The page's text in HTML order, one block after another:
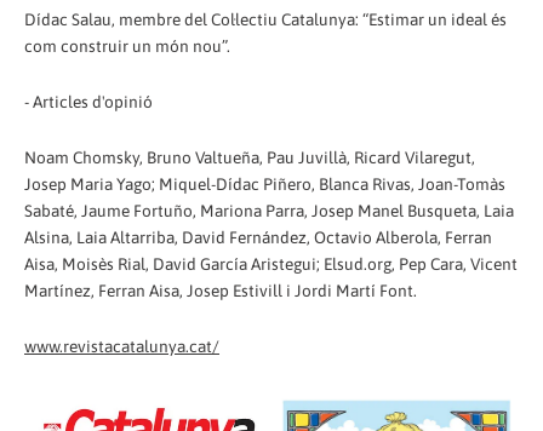
Dídac Salau, membre del Col·lectiu Catalunya: “Estimar un ideal és
com construir un món nou”.
- Articles d'opinió
Noam Chomsky, Bruno Valtueña, Pau Juvillà, Ricard Vilaregut,
Josep Maria Yago; Miquel-Dídac Piñero, Blanca Rivas, Joan-Tomàs
Sabaté, Jaume Fortuño, Mariona Parra, Josep Manel Busqueta, Laia
Alsina, Laia Altarriba, David Fernández, Octavio Alberola, Ferran
Aisa, Moisès Rial, David García Aristegui; Elsud.org, Pep Cara, Vicent
Martínez, Ferran Aisa, Josep Estivill i Jordi Martí Font.
www.revistacatalunya.cat/